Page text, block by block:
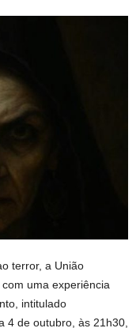
terror, a União
uma experiência
intitulado
4 de outubro, às 21h30,